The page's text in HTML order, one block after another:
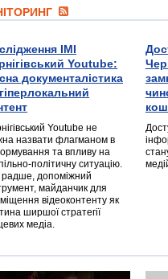
ІМІ
Youtube:
документалістика
Youtube не
назвати флагманом в
та впливу на
політичну ситуацію.
радше, допоміжний
майданчик для
відеоконтенту як
ширшої стратегії
медіа.